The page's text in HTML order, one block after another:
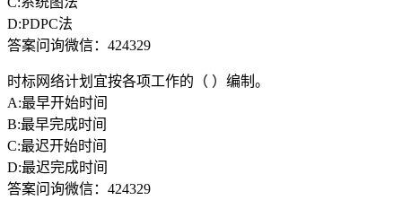
D:PDPC法
答案问询微信：424329
时标网络计划宜按各项工作的（ ）编制。
A:最早开始时间
B:最早完成时间
C:最迟开始时间
D:最迟完成时间
答案问询微信：424329